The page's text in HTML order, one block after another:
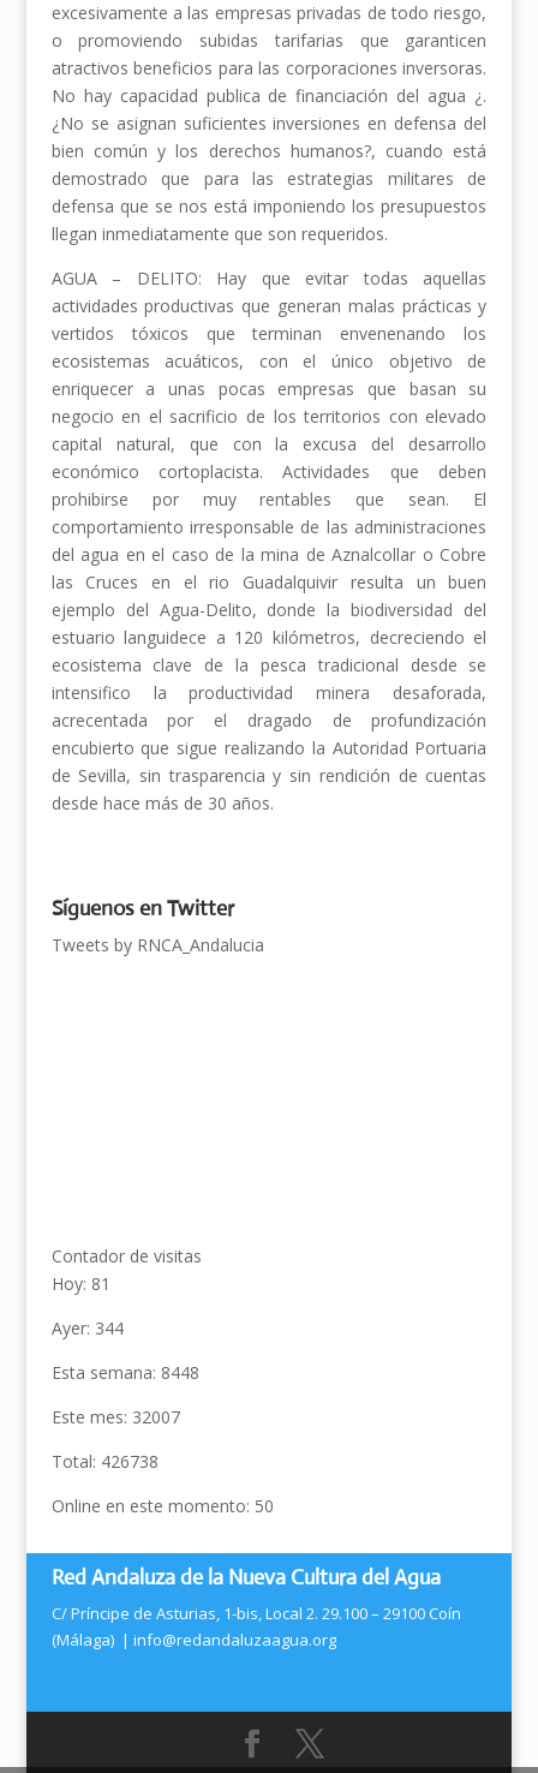
excesivamente a las empresas privadas de todo riesgo,
o promoviendo subidas tarifarias que garanticen
atractivos beneficios para las corporaciones inversoras.
No hay capacidad publica de financiación del agua ¿.
¿No se asignan suficientes inversiones en defensa del
bien común y los derechos humanos?, cuando está
demostrado que para las estrategias militares de
defensa que se nos está imponiendo los presupuestos
llegan inmediatamente que son requeridos.
AGUA – DELITO: Hay que evitar todas aquellas
actividades productivas que generan malas prácticas y
vertidos tóxicos que terminan envenenando los
ecosistemas acuáticos, con el único objetivo de
enriquecer a unas pocas empresas que basan su
negocio en el sacrificio de los territorios con elevado
capital natural, que con la excusa del desarrollo
económico cortoplacista. Actividades que deben
prohibirse por muy rentables que sean. El
comportamiento irresponsable de las administraciones
del agua en el caso de la mina de Aznalcollar o Cobre
las Cruces en el rio Guadalquivir resulta un buen
ejemplo del Agua-Delito, donde la biodiversidad del
estuario languidece a 120 kilómetros, decreciendo el
ecosistema clave de la pesca tradicional desde se
intensifico la productividad minera desaforada,
acrecentada por el dragado de profundización
encubierto que sigue realizando la Autoridad Portuaria
de Sevilla, sin trasparencia y sin rendición de cuentas
desde hace más de 30 años.
Síguenos en Twitter
Tweets by RNCA_Andalucia
Contador de visitas
Hoy: 81
Ayer: 344
Esta semana: 8448
Este mes: 32007
Total: 426738
Online en este momento: 50
Red Andaluza de la Nueva Cultura del Agua
C/ Príncipe de Asturias, 1-bis, Local 2. 29.100 – 29100 Coín
(Málaga) | info@redandaluzaagua.org